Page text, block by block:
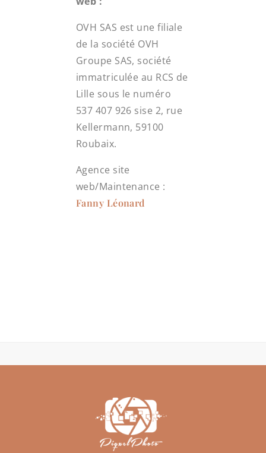
OVH SAS est une filiale
de la société OVH
Groupe SAS, société
immatriculée au RCS de
Lille sous le numéro
537 407 926 sise 2, rue
Kellermann, 59100
Roubaix.
Agence site
web/Maintenance :
Fanny Léonard